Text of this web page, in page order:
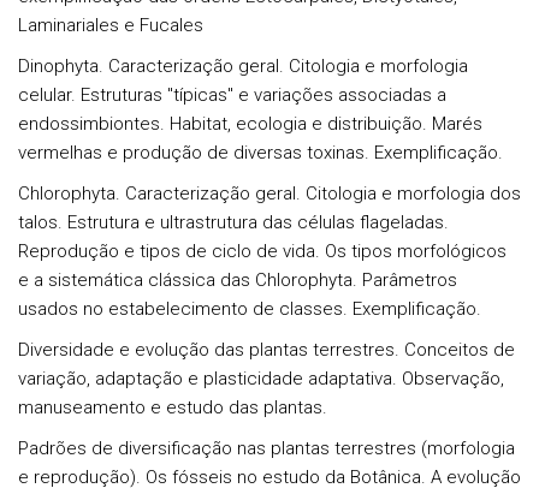
Laminariales e Fucales
Dinophyta. Caracterização geral. Citologia e morfologia
celular. Estruturas "típicas" e variações associadas a
endossimbiontes. Habitat, ecologia e distribuição. Marés
vermelhas e produção de diversas toxinas. Exemplificação.
Chlorophyta. Caracterização geral. Citologia e morfologia dos
talos. Estrutura e ultrastrutura das células flageladas.
Reprodução e tipos de ciclo de vida. Os tipos morfológicos
e a sistemática clássica das Chlorophyta. Parâmetros
usados no estabelecimento de classes. Exemplificação.
Diversidade e evolução das plantas terrestres. Conceitos de
variação, adaptação e plasticidade adaptativa. Observação,
manuseamento e estudo das plantas.
Padrões de diversificação nas plantas terrestres (morfologia
e reprodução). Os fósseis no estudo da Botânica. A evolução